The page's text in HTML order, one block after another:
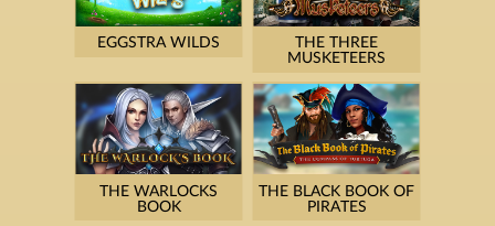
EGGSTRA WILDS
THE THREE
MUSKETEERS
THE WARLOCKS
BOOK
THE BLACK BOOK OF
PIRATES